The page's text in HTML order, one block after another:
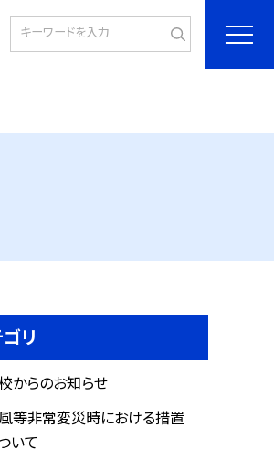
リ
からのお知らせ
等非常変災時における措置
いて